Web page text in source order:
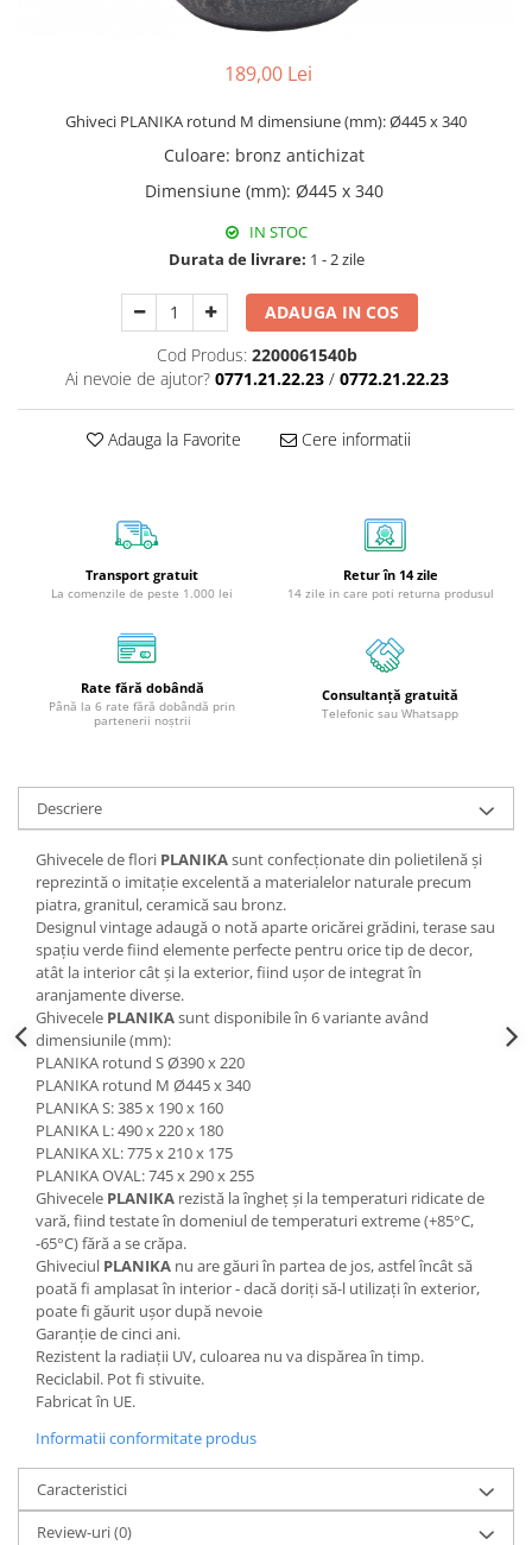
189,00 Lei
Ghiveci PLANIKA rotund M dimensiune (mm): Ø445 x 340
Culoare: bronz antichizat
Dimensiune (mm): Ø445 x 340
IN STOC
Durata de livrare: 1 - 2 zile
ADAUGA IN COS
Cod Produs: 2200061540b
Ai nevoie de ajutor? 0771.21.22.23 / 0772.21.22.23
Adauga la Favorite Cere informatii
Transport gratuit
La comenzile de peste 1.000 lei
Retur în 14 zile
14 zile in care poti returna produsul
Rate fără dobândă
Până la 6 rate fără dobândă prin
partenerii noștrii
Consultanță gratuită
Telefonic sau Whatsapp
Descriere
Ghivecele de flori PLANIKAsunt confecționate din polietilenă și
reprezintă o imitație excelentă a materialelor naturale precum
piatra, granitul, ceramică sau bronz.
Designul vintage adaugă o notă aparte oricărei grădini, terase sau
spațiu verde fiind elemente perfecte pentru orice tip de decor,
atât la interior cât și la exterior, fiind ușor de integrat în
aranjamente diverse.
Ghivecele PLANIKAsunt disponibile în 6 variante având
dimensiunile (mm):
PLANIKA rotund S Ø390 x 220
PLANIKA rotund M Ø445 x 340
PLANIKA S: 385 x 190 x 160
PLANIKA L: 490 x 220 x 180
PLANIKA XL: 775 x 210 x 175
PLANIKA OVAL: 745 x 290 x 255
Ghivecele PLANIKA rezistă la îngheț și la temperaturi ridicate de
vară, fiind testate în domeniul de temperaturi extreme (+85°C,
-65°C) fără a se crăpa.
Ghiveciul PLANIKA nu are găuri în partea de jos, astfel încât să
poată fi amplasat în interior - dacă doriți să-l utilizați în exterior,
poate fi găurit ușor după nevoie
Garanție de cinci ani.
Rezistent la radiații UV, culoarea nu va dispărea în timp.
Reciclabil. Pot fi stivuite.
Fabricat în UE.
Informatii conformitate produs
Caracteristici
Review-uri(0)